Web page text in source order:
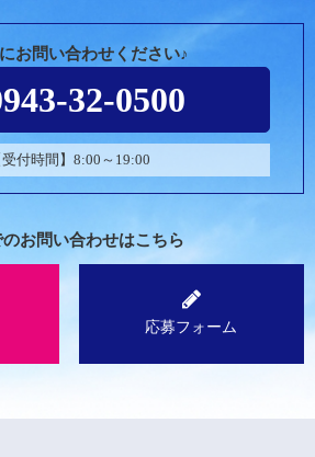
お問い合わせください♪
32-0500
受付時間】8:00～19:00
のお問い合わせはこちら
応募フォーム